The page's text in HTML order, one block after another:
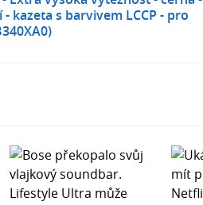
kazeta s barvivem LCCP - pro